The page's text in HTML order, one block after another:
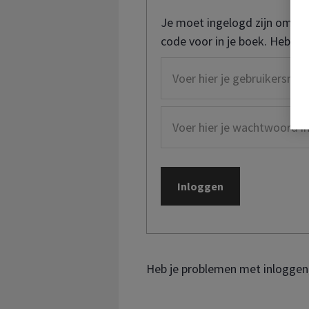
Je moet ingelogd zijn om
code voor in je boek. Heb je
Heb je problemen met